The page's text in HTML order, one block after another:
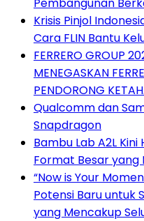
Krisis Pinjol
Cara FLIN Bantu
FERRERO GROUP
MENEGASKAN
PENDORONG
Qualcomm dan
Snapdragon
Bambu Lab A2L
Format Besar yang
“Now is Your
Potensi Baru untuk
yang Mencakup